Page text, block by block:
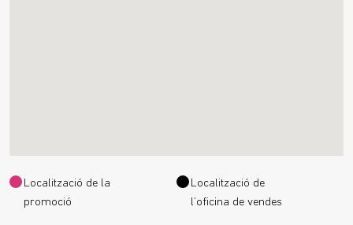
Localització de la
promoció
Localització de
l’oficina de vendes